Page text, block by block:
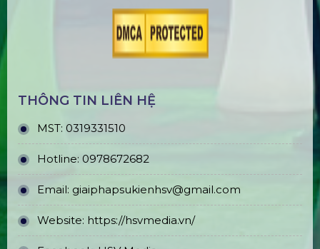
THÔNG TIN LIÊN HỆ
MST: 0319331510
Hotline: 0978672682
Email: giaiphapsukienhsv@gmail.com
Website: https://hsvmedia.vn/